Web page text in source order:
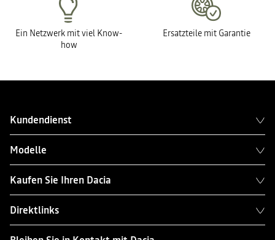
Ein Netzwerk mit viel Know-
how
Ersatzteile mit Garantie
Kundendienst
Modelle
Kaufen Sie Ihren Dacia
Direktlinks